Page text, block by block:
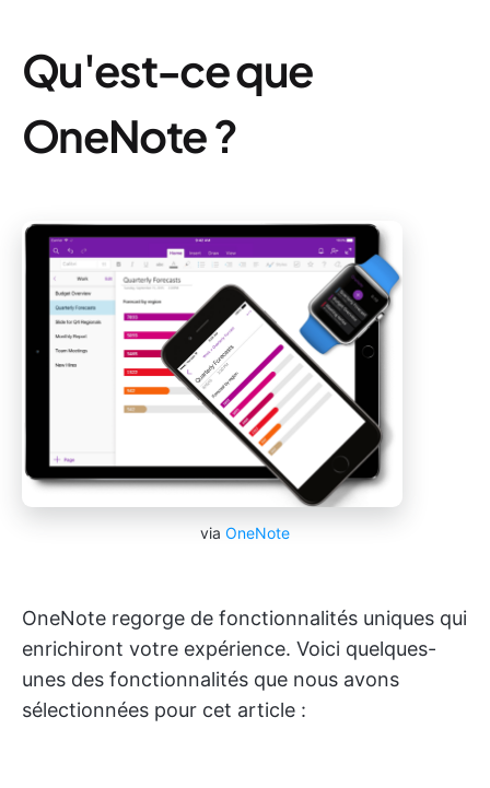
Qu'est-ce que
OneNote ?
via OneNote
OneNote regorge de fonctionnalités uniques qui
enrichiront votre expérience. Voici quelques-
unes des fonctionnalités que nous avons
sélectionnées pour cet article :